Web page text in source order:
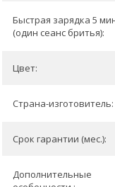
Быстрая зарядка 5
(один сеанс бритья):
Цвет:
Страна-изготовитель:
Срок гарантии (мес.):
Дополнительные